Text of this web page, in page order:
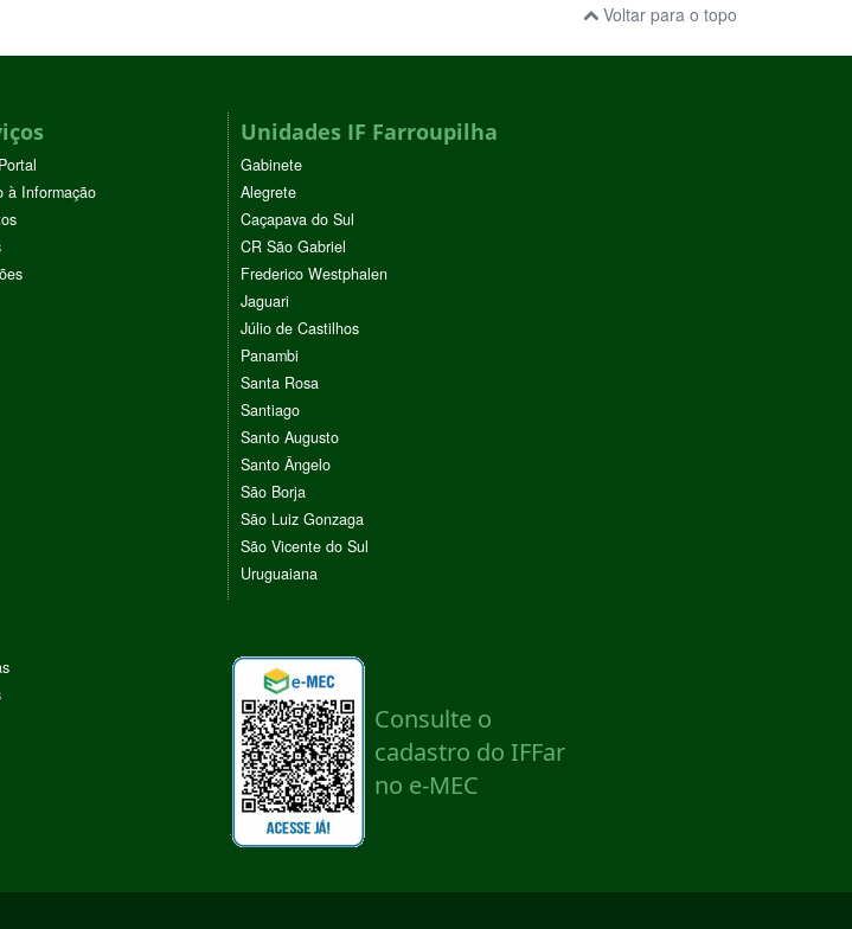
Voltar para o topo
à Informação
Unidades IF Farroupilha
Gabinete
Alegrete
Caçapava do Sul
CR São Gabriel
Frederico Westphalen
Jaguari
Júlio de Castilhos
Panambi
Santa Rosa
Santiago
Santo Augusto
Santo Ângelo
São Borja
São Luiz Gonzaga
São Vicente do Sul
Uruguaiana